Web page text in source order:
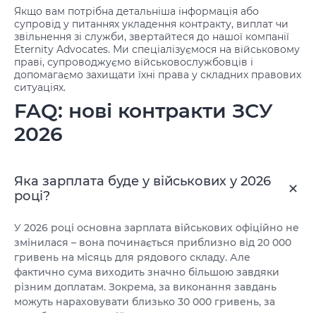
Якщо вам потрібна детальніша інформація або
супровід у питаннях укладення контракту, виплат чи
звільнення зі служби, звертайтеся до нашої компанії
Eternity Advocates. Ми спеціалізуємося на військовому
праві, супроводжуємо військовослужбовців і
допомагаємо захищати їхні права у складних правових
ситуаціях.
FAQ: нові контракти ЗСУ
2026
Яка зарплата буде у військових у 2026
році?
У 2026 році основна зарплата військових офіційно не
змінилася – вона починається приблизно від 20 000
гривень на місяць для рядового складу. Але
фактично сума виходить значно більшою завдяки
різним доплатам. Зокрема, за виконання завдань
можуть нараховувати близько 30 000 гривень, за